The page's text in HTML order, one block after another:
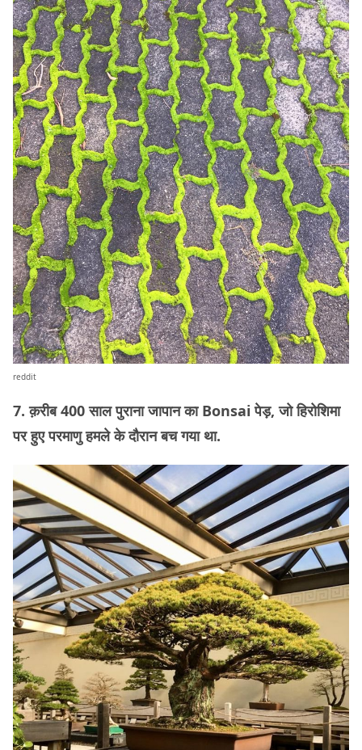
reddit
7. क़रीब 400 साल पुराना जापान का Bonsai पेड़, जो हिरोशिमा
पर हुए परमाणु हमले के दौरान बच गया था.